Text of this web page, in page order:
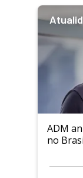
ADM
no